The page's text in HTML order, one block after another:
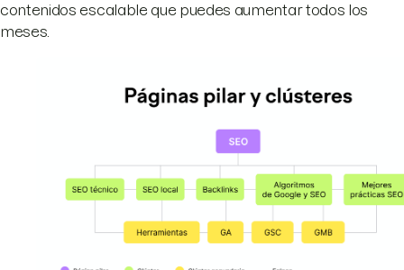
contenidos escalable que puedes aumentar todos los
meses.